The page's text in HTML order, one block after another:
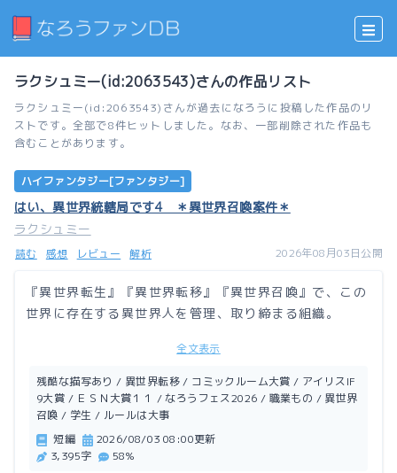
ラクシュミー(id:2063543)さんの作品リスト
ラクシュミー(id:2063543)さんが過去になろうに投稿した作品のリ
ストです。全部で8件ヒットしました。なお、一部削除された作品も
含むことがあります。
ハイファンタジー[ファンタジー]
はい、異世界統轄局です4 ＊異世界召喚案件＊
ラクシュミー
読む 感想 レビュー 解析 2026年08月03日公開
『異世界転生』『異世界転移』『異世界召喚』で、この
世界に存在する異世界人を管理、取り締まる組織。
それが……異世界統轄局（Another World Control D
ivision）。通称、A.W.C.D。
今回は、異世界召喚案件。
え？足元に魔法陣？えーっと申請ありました？
この世界を乱さないように、今日もA.W.C.Dは暗躍す
全文表示
残酷な描写あり / 異世界転移 / コミックルーム大賞 / アイリスIF
9大賞 / ＥＳＮ大賞１１ / なろうフェス2026 / 職業もの / 異世界
召喚 / 学生 / ルールは大事
短編
2026/08/03 08:00更新
3,395字
58%